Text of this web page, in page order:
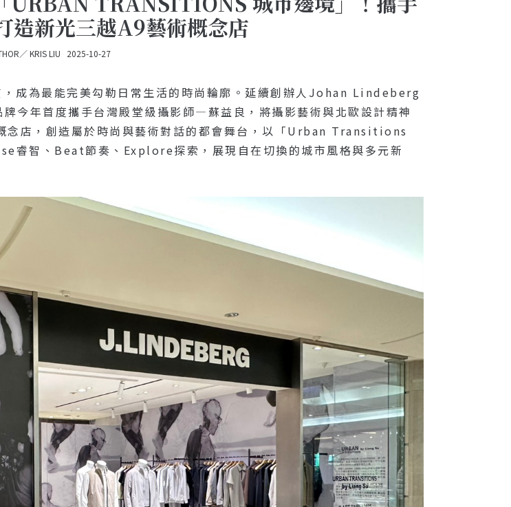
造新光三越A9藝術概念店
／KRIS LIU 2025-10-27
成為最能完美勾勒日常生活的時尚輪廓。延續創辦人Johan Lindeberg
今年首度攜手台灣殿堂級攝影師—蘇益良，將攝影藝術與北歐設計精神
念店，創造屬於時尚與藝術對話的都會舞台，以「Urban Transitions
睿智、Beat節奏、Explore探索，展現自在切換的城市風格與多元新